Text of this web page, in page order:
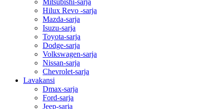
Hilux Revo -sarja
Mazda-sarja
Isuzu-sarja
Toyota-sarja
Dodge-sarja
Volkswagen-sarja
Nissan-sarja
Chevrolet-sarja
Lavakansi
Dmax-sarja
Ford-sarja
Jeep-sarja